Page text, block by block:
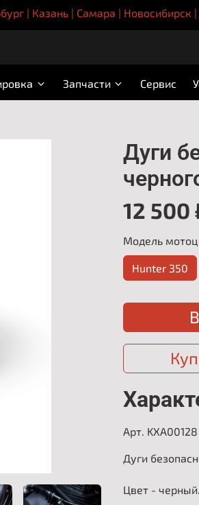
| Казань | Самара | Новосибирск
Запчасти Сервис
Дуги
12 500
Модель
Hunter 350
Арт. KXA00128
Дуги
Цвет - черный.